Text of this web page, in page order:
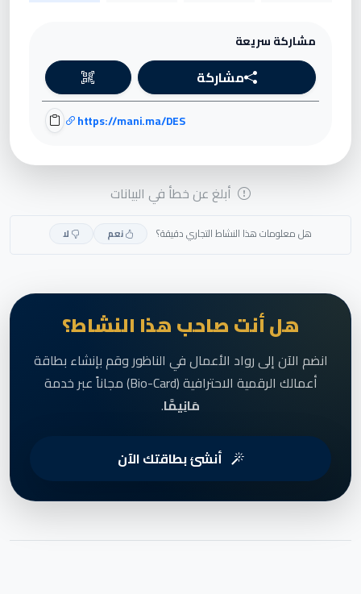
مشاركة سريعة
مشاركة
https://mani.ma/DES
أبلغ عن خطأ في البيانات
هل معلومات هذا النشاط التجاري دقيقة؟ نعم لا
هل أنت صاحب هذا النشاط؟
انضم الآن إلى رواد الأعمال في الناظور وقم بإنشاء بطاقة
أعمالك الرقمية الاحترافية (Bio-Card) مجاناً عبر خدمة
مَانِيمَّا.
أنشئ بطاقتك الآن